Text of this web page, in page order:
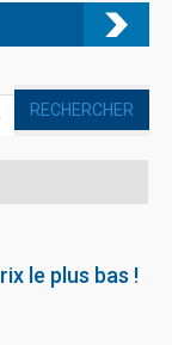
RECHERCHER
le plus bas !
dès CHF 777.-